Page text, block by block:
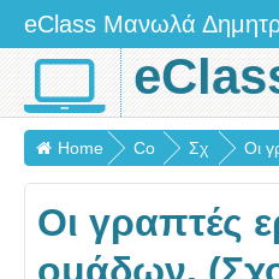
eClass Μανωλά
Home
Co
urs
es
Σχ
ολι
κά
Οι
Οι γραπτές